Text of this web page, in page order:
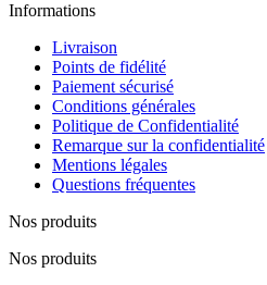
Informations
Livraison
Points de fidélité
Paiement sécurisé
Conditions générales
Politique de Confidentialité
Remarque sur la confidentialité
Mentions légales
Questions fréquentes
Nos produits
Nos produits